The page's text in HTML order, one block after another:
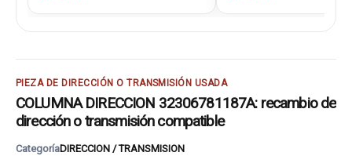
PIEZA DE DIRECCIÓN O TRANSMISIÓN USADA
COLUMNA DIRECCION 32306781187A: recambio de
dirección o transmisión compatible
CategoríaDIRECCION / TRANSMISION